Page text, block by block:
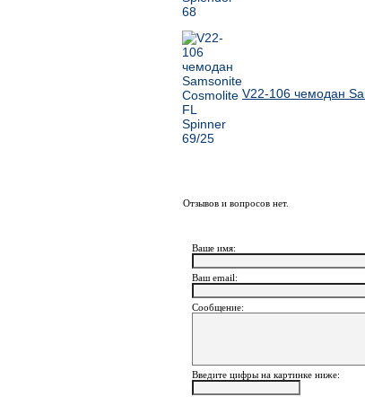
V22-106 чемодан
Отзывов и вопросов нет.
Ваше имя:
Ваш еmail:
Сообщение:
Введите цифры на картинке ниже: